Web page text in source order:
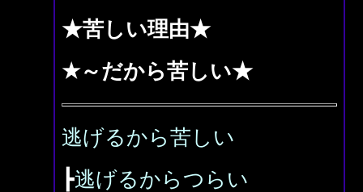
★苦しい理由★
★～だから苦しい★
逃げるから苦しい
┣逃げるからつらい